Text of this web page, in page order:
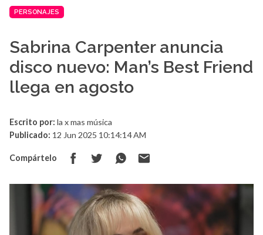
PERSONAJES
Sabrina Carpenter anuncia
disco nuevo: Man’s Best Friend
llega en agosto
Escrito por: la x mas música
Publicado: 12 Jun 2025 10:14:14 AM
Compártelo